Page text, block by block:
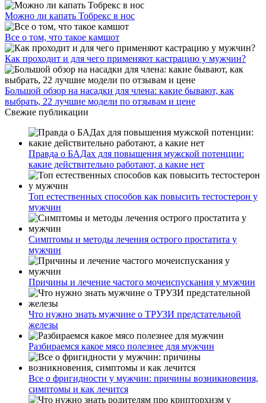
Можно ли капать Тобрекс в нос
Все о том, что такое камшот
Как проходит и для чего применяют кастрацию у мужчин?
Большой обзор на насадки для члена: какие бывают, как
выбрать, 22 лучшие модели по отзывам и цене
Свежие публикации
Правда о БАДах для повышения мужской потенции:
какие действительно работают, а какие нет
Топ естественных способов как повысить тестостерон у
мужчин
Симптомы и методы лечения острого простатита у
мужчин
Причины и лечение частого мочеиспускания у мужчин
Что нужно знать мужчине о ТРУЗИ предстательной
железы
Разбираемся какое мясо полезнее для мужчин
Все о фригидности у мужчин: причины возникновения,
симптомы и как лечится